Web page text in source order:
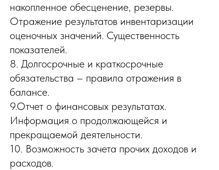
накопленное обесценение, резервы.
Отражение результатов инвентаризации
оценочных значений. Существенность
показателей.
8. Долгосрочные и краткосрочные
обязательства – правила отражения в
балансе.
9.Отчет о финансовых результатах.
Информация о продолжающейся и
прекращаемой деятельности.
10. Возможность зачета прочих доходов и
расходов.